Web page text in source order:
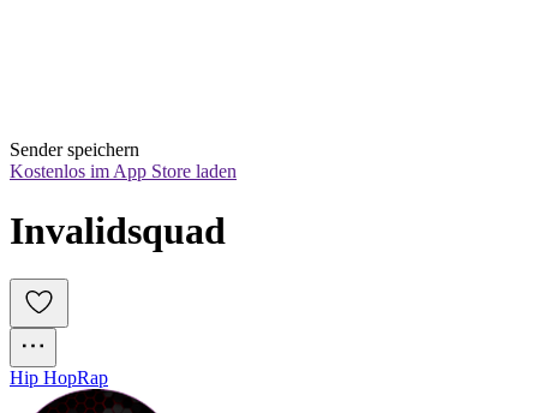
Sender speichern
Kostenlos im App Store laden
Invalidsquad
Hip HopRap